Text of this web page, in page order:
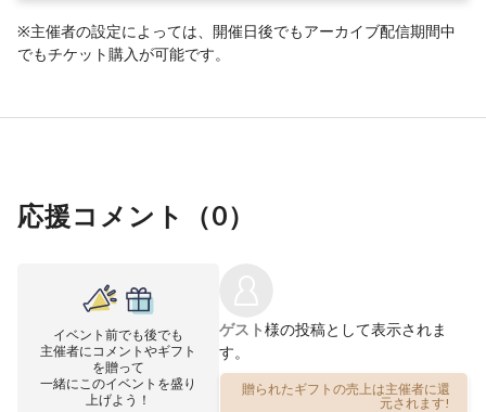
※主催者の設定によっては、開催日後でもアーカイブ配信期間中
でもチケット購入が可能です。
応援コメント（0）
イベント前でも後でも
主催者にコメントやギフト
を贈って
一緒にこのイベントを盛り
上げよう！
ゲスト様の投稿として表示されま
す。
贈られたギフトの売上は主催者に還
元されます!